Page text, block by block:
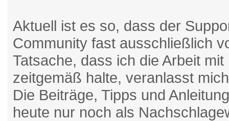
Aktuell ist es so, dass der
Community fast ausschließlich
Tatsache, dass ich die Arbeit
zeitgemäß halte, veranlasst
Die Beiträge, Tipps und
heute nur noch als